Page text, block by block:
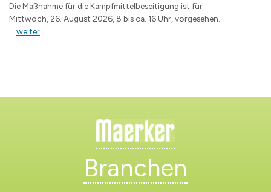
Die Maßnahme für die Kampfmittelbeseitigung ist für
Mittwoch, 26. August 2026, 8 bis ca. 16 Uhr, vorgesehen.
weiter
Branchen